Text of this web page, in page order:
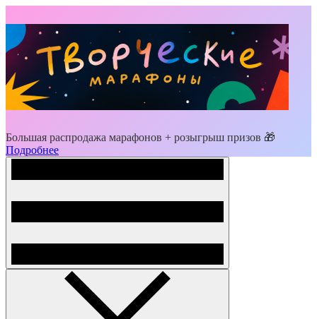
Большая распродажа марафонов + розыгрыш призов 🎁
Подробнее